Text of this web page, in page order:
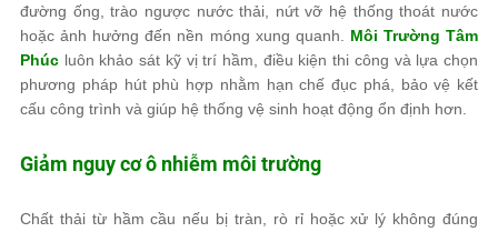
đường ống, trào ngược nước thải, nứt vỡ hệ thống thoát nước
hoặc ảnh hưởng đến nền móng xung quanh. Môi Trường Tâm
Phúc luôn khảo sát kỹ vị trí hầm, điều kiện thi công và lựa chọn
phương pháp hút phù hợp nhằm hạn chế đục phá, bảo vệ kết
cấu công trình và giúp hệ thống vệ sinh hoạt động ổn định hơn.
Giảm nguy cơ ô nhiễm môi trường
Chất thải từ hầm cầu nếu bị tràn, rò rỉ hoặc xử lý không đúng